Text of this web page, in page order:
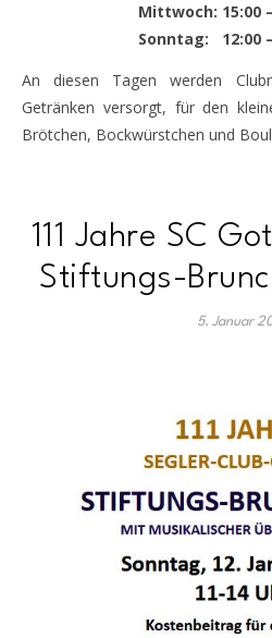
Mittwoch: 15:00
Sonntag: 12:00
An diesen Tagen werden
Getränken versorgt, für den
Brötchen, Bockwürstchen und
111 Jahre SC
Stiftungs-
5. Januar